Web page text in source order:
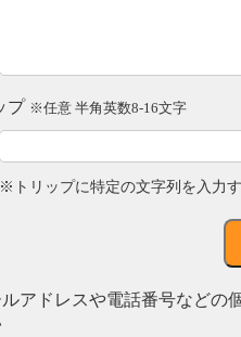
プ ※任意 半角英数8-16文字
※トリップに特定の文字列を入力
アドレスや電話番号などの